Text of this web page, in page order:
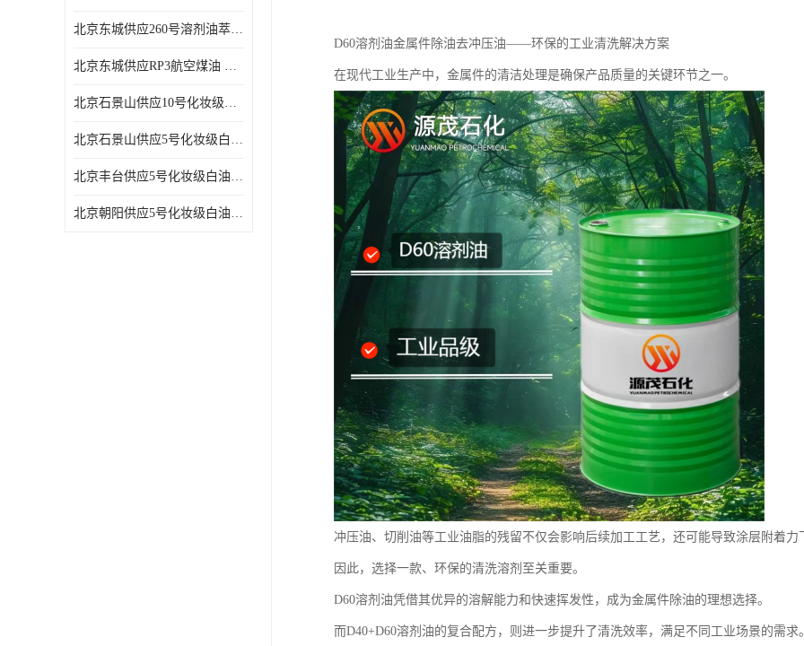
北京东城供应260号溶剂油萃取溶剂油金属萃取剂
北京东城供应RP3航空煤油 高含量国标工业级航空煤油燃料油 无色透明
北京石景山供应10号化妆级白油高精密机械润滑油
北京石景山供应5号化妆级白油缝纫机油 设备润滑油
北京丰台供应5号化妆级白油纤维与织物柔软光亮
北京朝阳供应5号化妆级白油纺织时的润滑剂
D60溶剂油金属件除油去冲压油——环保的工业清洗解决方案
在现代工业生产中，金属件的清洁处理是确保产品质量的关键环节之一。
冲压油、切削油等工业油脂的残留不仅会影响后续加工工艺，还可能导致涂层附着力
因此，选择一款、环保的清洗溶剂至关重要。
D60溶剂油凭借其优异的溶解能力和快速挥发性，成为金属件除油的理想选择。
而D40+D60溶剂油的复合配方，则进一步提升了清洗效率，满足不同工业场景的需求。